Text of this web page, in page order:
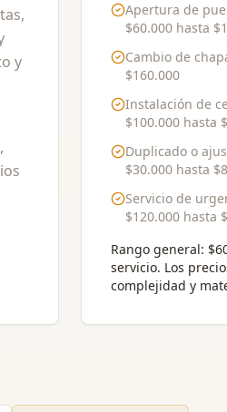
y
Apertura de
$60.000hasta
Cambio de
$160.000
Instalación de
$100.000hasta
Duplicado o
$30.000hasta
Servicio de
$120.000hasta
Rango general:
servicio. Los
complejidad y